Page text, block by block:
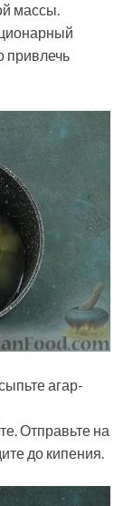
массы.
привлечь
агар-
Отправьте на
до кипения.